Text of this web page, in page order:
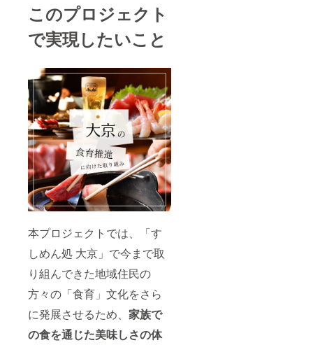
このプロジェクト
で実現したいこと
本プロジェクトでは、「す
しめん処 大京」で今まで取
り組んできた地域住民の
方々の「食育」文化をさら
に発展させるため、 家族で
の食を通じた美味しさの体